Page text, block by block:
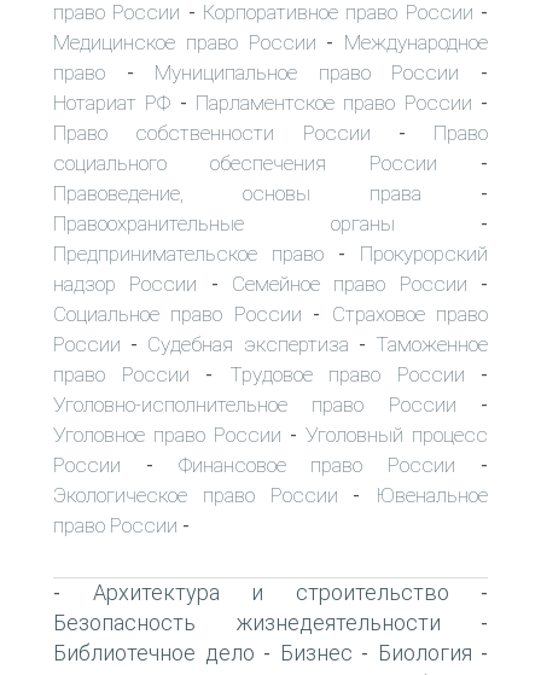
право России - Корпоративное право России -
Медицинское право России - Международное
право - Муниципальное право России -
Нотариат РФ - Парламентское право России -
Право собственности России - Право
социального обеспечения России -
Правоведение, основы права -
Правоохранительные органы -
Предпринимательское право - Прокурорский
надзор России - Семейное право России -
Социальное право России - Страховое право
России - Судебная экспертиза - Таможенное
право России - Трудовое право России -
Уголовно-исполнительное право России -
Уголовное право России - Уголовный процесс
России - Финансовое право России -
Экологическое право России -
Ювенальное
право России -
- Архитектура и строительство -
Безопасность жизнедеятельности -
Библиотечное дело - Бизнес - Биология -